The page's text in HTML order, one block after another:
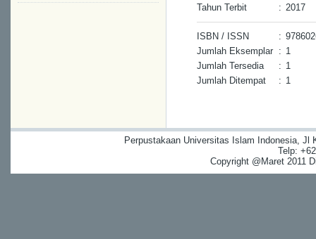
Tahun Terbit
: 2017
ISBN / ISSN :
Jumlah Eksemplar : 1
Jumlah Tersedia
: 1
Jumlah Ditempat
: 1
Perpustakaan Universitas Islam Indonesia, Jl
Telp:
Copyright @Maret 2011